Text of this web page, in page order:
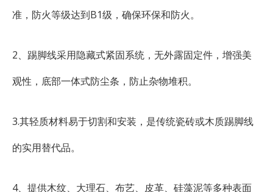
准，防火等级达到B1级，确保环保和防火。
2、踢脚线采用隐藏式紧固系统，无外露固定件，增强美
观性，底部一体式防尘条，防止杂物堆积。
3.其轻质材料易于切割和安装，是传统瓷砖或木质踢脚线
的实用替代品。
4、提供木纹、大理石、布艺、皮革、硅藻泥等多种表面